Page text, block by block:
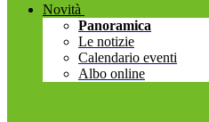
Novità
Panoramica
Le notizie
Calendario eventi
Albo online